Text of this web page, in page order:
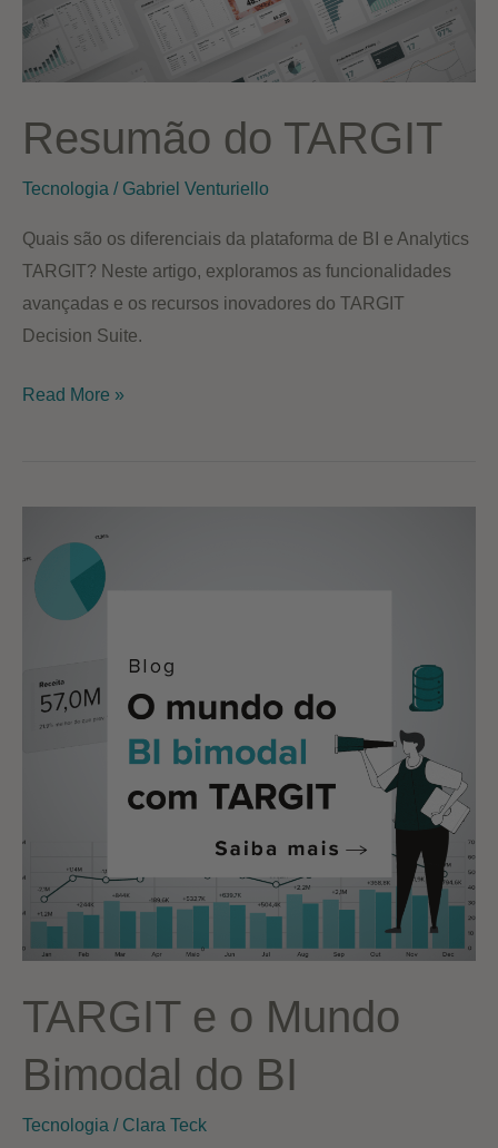
Resumão do TARGIT
Tecnologia / Gabriel Venturiello
Quais são os diferenciais da plataforma de BI e Analytics
TARGIT? Neste artigo, exploramos as funcionalidades
avançadas e os recursos inovadores do TARGIT
Decision Suite.
Resumão
Read More »
TARGIT e o Mundo
Bimodal do BI
Tecnologia / Clara Teck